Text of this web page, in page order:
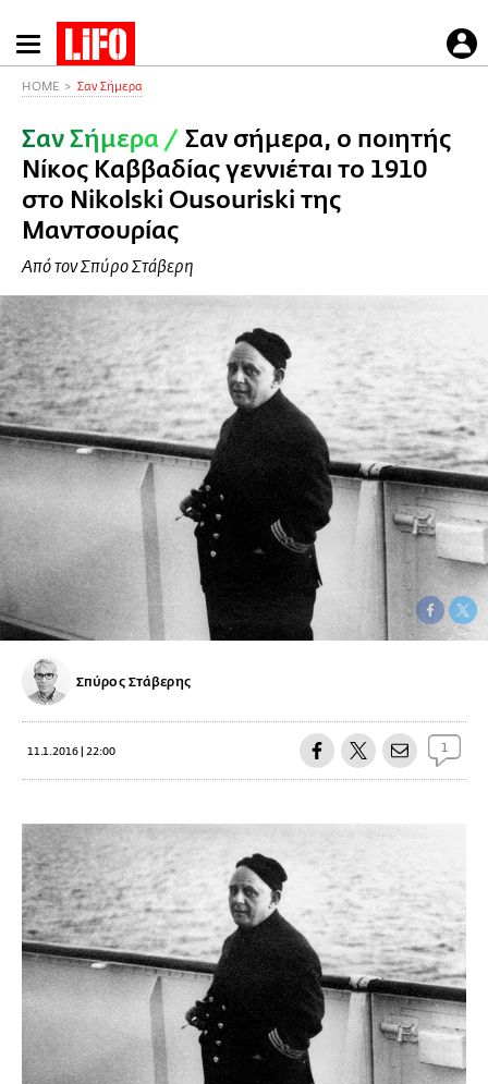
Παράκαμψη
προς
περιεχόμενο
HOME Σαν Σήμερα
Σαν Σήμερα / Σαν σήμερα, ο ποιητής
Νίκος Καββαδίας γεννιέται το 1910
στο Nikolski Ousouriski της
Μαντσουρίας
Από τον Σπύρο Στάβερη
Σπύρος Στάβερης
11.1.2016 | 22:00 1